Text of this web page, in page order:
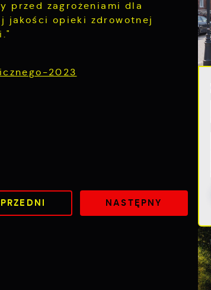
przed zagrożeniami dla
jakości opieki zdrowotnej
2023
NASTĘPNY